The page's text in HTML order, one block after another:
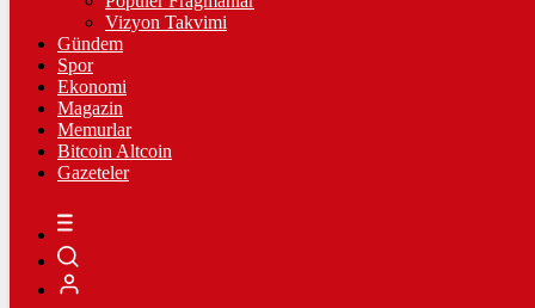
฿%-0.3
LİTECOİN
2169.29Ł%0.7
ETHEREUM
90587 Ξ%-0.2
RİPPLE
49.04
%-2.2
TETHER
Vizyon Takvimi
Gündem
Spor
Ekonomi
Magazin
Memurlar
Bitcoin Altcoin
Gazeteler